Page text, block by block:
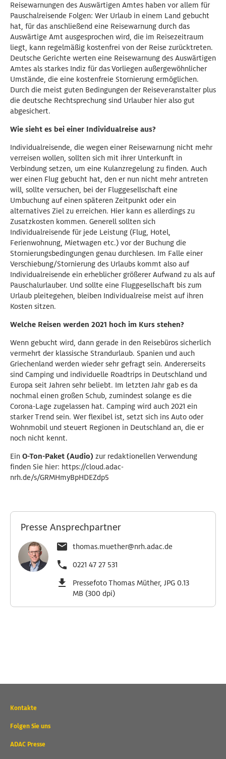
Reisewarnungen des Auswärtigen Amtes haben vor allem für
Pauschalreisende Folgen: Wer Urlaub in einem Land gebucht
hat, für das anschließend eine Reisewarnung durch das
Auswärtige Amt ausgesprochen wird, die im Reisezeitraum
liegt, kann regelmäßig kostenfrei von der Reise zurücktreten.
Deutsche Gerichte werten eine Reisewarnung des Auswärtigen
Amtes als starkes Indiz für das Vorliegen außergewöhnlicher
Umstände, die eine kostenfreie Stornierung ermöglichen.
Durch die meist guten Bedingungen der Reiseveranstalter plus
die deutsche Rechtsprechung sind Urlauber hier also gut
abgesichert.
Wie sieht es bei einer Individualreise aus?
Individualreisende, die wegen einer Reisewarnung nicht mehr
verreisen wollen, sollten sich mit ihrer Unterkunft in
Verbindung setzen, um eine Kulanzregelung zu finden. Auch
wer einen Flug gebucht hat, den er nun nicht mehr antreten
will, sollte versuchen, bei der Fluggesellschaft eine
Umbuchung auf einen späteren Zeitpunkt oder ein
alternatives Ziel zu erreichen. Hier kann es allerdings zu
Zusatzkosten kommen. Generell sollten sich
Individualreisende für jede Leistung (Flug, Hotel,
Ferienwohnung, Mietwagen etc.) vor der Buchung die
Stornierungsbedingungen genau durchlesen. Im Falle einer
Verschiebung/Stornierung des Urlaubs kommt also auf
Individualreisende ein erheblicher größerer Aufwand zu als auf
Pauschalurlauber. Und sollte eine Fluggesellschaft bis zum
Urlaub pleitegehen, bleiben Individualreise meist auf ihren
Kosten sitzen.
Welche Reisen werden 2021 hoch im Kurs stehen?
Wenn gebucht wird, dann gerade in den Reisebüros sicherlich
vermehrt der klassische Strandurlaub. Spanien und auch
Griechenland werden wieder sehr gefragt sein. Andererseits
sind Camping und individuelle Roadtrips in Deutschland und
Europa seit Jahren sehr beliebt. Im letzten Jahr gab es da
nochmal einen großen Schub, zumindest solange es die
Corona-Lage zugelassen hat. Camping wird auch 2021 ein
starker Trend sein. Wer flexibel ist, setzt sich ins Auto oder
Wohnmobil und steuert Regionen in Deutschland an, die er
noch nicht kennt.
Ein O-Ton-Paket (Audio) zur redaktionellen Verwendung
finden Sie hier: https://cloud.adac-
nrh.de/s/GRMHmyBpHDEZdp5
Presse Ansprechpartner
thomas.muether@nrh.adac.de
0221 47 27 531
Pressefoto Thomas Müther, JPG 0.13
MB (300 dpi)
Wichtige
und
Links
Kontakte
Folgen Sie uns
ADAC Presse